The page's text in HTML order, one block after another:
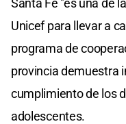
Unicef para llevar a
programa de
provincia demuestra
cumplimiento de los
adolescentes.